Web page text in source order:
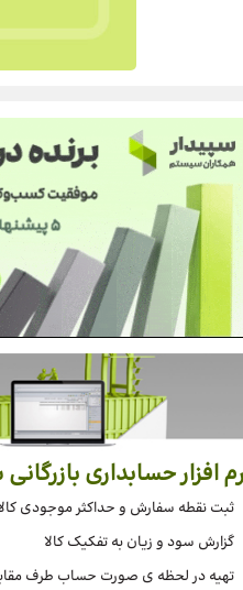
افزار حسابداری
ثبت نقطه سفارش و حداکثر موجودی
گزارش سود و زیان به تفکیک کالا
تهیه در لحظه ی صورت حساب طرف